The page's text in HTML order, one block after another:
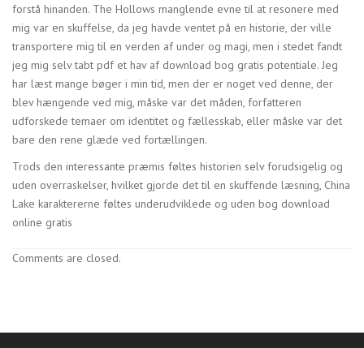
forstå hinanden. The Hollows manglende evne til at resonere med
mig var en skuffelse, da jeg havde ventet på en historie, der ville
transportere mig til en verden af under og magi, men i stedet fandt
jeg mig selv tabt pdf et hav af download bog gratis potentiale. Jeg
har læst mange bøger i min tid, men der er noget ved denne, der
blev hængende ved mig, måske var det måden, forfatteren
udforskede temaer om identitet og fællesskab, eller måske var det
bare den rene glæde ved fortællingen.
Trods den interessante præmis føltes historien selv forudsigelig og
uden overraskelser, hvilket gjorde det til en skuffende læsning, China
Lake karaktererne føltes underudviklede og uden bog download
online gratis
Comments are closed.